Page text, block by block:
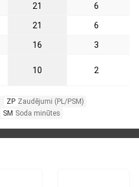
21 6
21 6
16 3
10 2
ZP Zaudējumi (PL/PSM)
SM Soda minūtes